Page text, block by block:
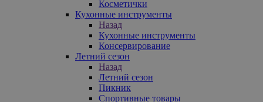
Косметички
Кухонные инструменты
Назад
Кухонные инструменты
Консервирование
Летний сезон
Назад
Летний сезон
Пикник
Спортивные товары